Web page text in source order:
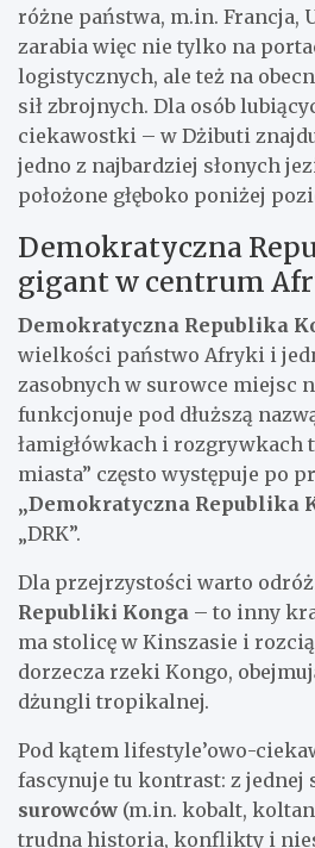
różne państwa, m.in. Francja,
zarabia więc nie tylko na
logistycznych, ale też na
sił zbrojnych. Dla osób
ciekawostki – w Dżibuti
jedno z najbardziej słonych
położone głęboko poniżej
Demokratyczna
gigant w centrum
Demokratyczna Republika
wielkości państwo Afryki i
zasobnych w surowce miejsc
funkcjonuje pod dłuższą
łamigłówkach i rozgrywkach
miasta” często występuje po
„Demokratyczna Republika
„DRK”.
Dla przejrzystości warto
Republiki Konga – to inny
ma stolicę w Kinszasie i
dorzecza rzeki Kongo,
dżungli tropikalnej.
Pod kątem lifestyle’owo-
fascynuje tu kontrast: z jednej
surowców (m.in. kobalt,
trudna historia, konflikty i